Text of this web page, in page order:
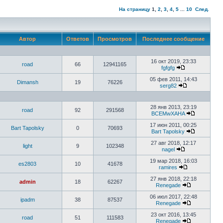
На страницу 1 2 3 4 5 10 След.
Автор Ответов Просмотров Последнее сообщение
road 66 12941165
16 окт 2019, 23:33
fgfgfg
Dimansh 19 76226
05 фев 2011, 14:43
serg82
road 92 291568
28 янв 2013, 23:19
BCEMwXAHA
Bart Tapolsky 0 70693
17 июн 2011, 00:25
Bart Tapolsky
light 9 102348
27 авг 2018, 12:17
nagel
es2803 10 41678
19 мар 2018, 16:03
ramires
admin 18 62267
27 янв 2018, 22:18
Renegade
ipadm 38 87537
06 июл 2017, 22:48
Renegade
road 51 111583
23 окт 2016, 13:45
Renegade